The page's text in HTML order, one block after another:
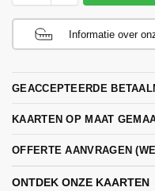
Informatie over
GEACCEPTEERDE
KAARTEN OP MAAT
OFFERTE AANVRAGEN
ONTDEK ONZE KAARTEN